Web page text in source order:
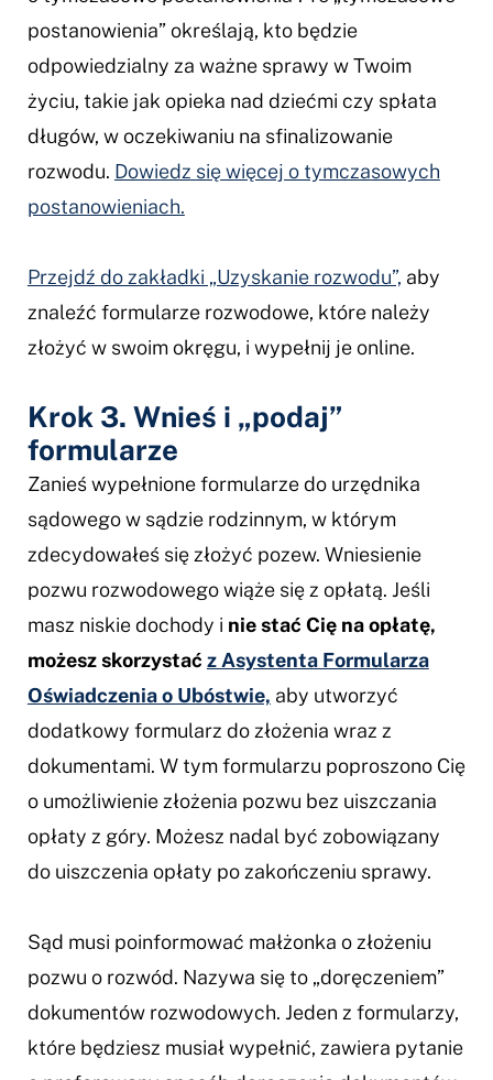
postanowienia” określają, kto będzie
odpowiedzialny za ważne sprawy w Twoim
życiu, takie jak opieka nad dziećmi czy spłata
długów, w oczekiwaniu na sfinalizowanie
rozwodu. Dowiedz się więcej o tymczasowych
postanowieniach.
Przejdź do zakładki „Uzyskanie rozwodu”, aby
znaleźć formularze rozwodowe, które należy
złożyć w swoim okręgu, i wypełnij je online.
Krok 3. Wnieś i „podaj”
formularze
Zanieś wypełnione formularze do urzędnika
sądowego w sądzie rodzinnym, w którym
zdecydowałeś się złożyć pozew. Wniesienie
pozwu rozwodowego wiąże się z opłatą. Jeśli
masz niskie dochody i nie stać Cię na opłatę,
możesz skorzystać z Asystenta Formularza
Oświadczenia o Ubóstwie, aby utworzyć
dodatkowy formularz do złożenia wraz z
dokumentami. W tym formularzu poproszono Cię
o umożliwienie złożenia pozwu bez uiszczania
opłaty z góry. Możesz nadal być zobowiązany
do uiszczenia opłaty po zakończeniu sprawy.
Sąd musi poinformować małżonka o złożeniu
pozwu o rozwód. Nazywa się to „doręczeniem”
dokumentów rozwodowych. Jeden z formularzy,
które będziesz musiał wypełnić, zawiera pytanie